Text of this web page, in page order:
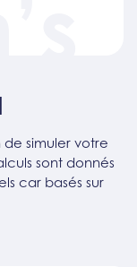
de simuler votre
sont donnés
car basés sur